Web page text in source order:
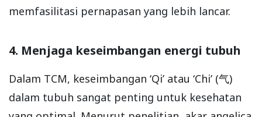
memfasilitasi pernapasan yang lebih lancar.
4. Menjaga keseimbangan energi tubuh
Dalam TCM, keseimbangan ‘Qi’ atau ‘Chi’ (气)
dalam tubuh sangat penting untuk kesehatan